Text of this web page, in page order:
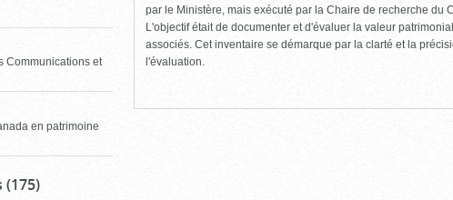
Communications et
en patrimoine
par le Ministère, mais exécuté par la Chaire de recherche du
L'objectif était de documenter et d'évaluer la valeur
associés. Cet inventaire se démarque par la clarté et la
l'évaluation.
(175)